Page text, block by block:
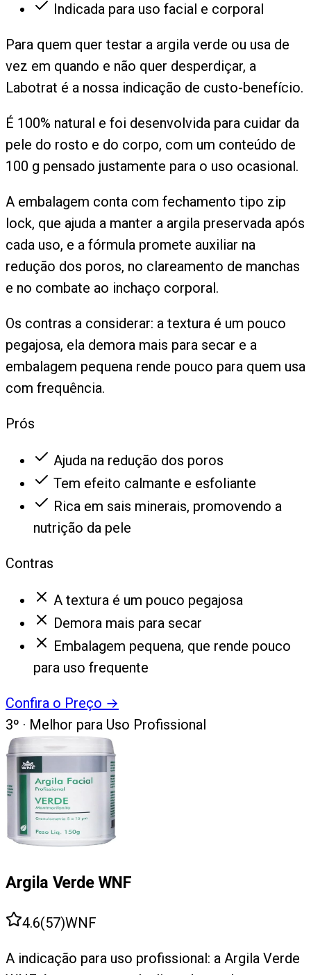
Indicada para uso facial e corporal
Para quem quer testar a argila verde ou usa de
vez em quando e não quer desperdiçar, a
Labotrat é a nossa indicação de custo-benefício.
É 100% natural e foi desenvolvida para cuidar da
pele do rosto e do corpo, com um conteúdo de
100 g pensado justamente para o uso ocasional.
A embalagem conta com fechamento tipo zip
lock, que ajuda a manter a argila preservada após
cada uso, e a fórmula promete auxiliar na
redução dos poros, no clareamento de manchas
e no combate ao inchaço corporal.
Os contras a considerar: a textura é um pouco
pegajosa, ela demora mais para secar e a
embalagem pequena rende pouco para quem usa
com frequência.
Prós
Ajuda na redução dos poros
Tem efeito calmante e esfoliante
Rica em sais minerais, promovendo a
nutrição da pele
Contras
A textura é um pouco pegajosa
Demora mais para secar
Embalagem pequena, que rende pouco
para uso frequente
Confira o Preço →
3º · Melhor para Uso Profissional
Argila Verde WNF
4.6(57)WNF
A indicação para uso profissional: a Argila Verde